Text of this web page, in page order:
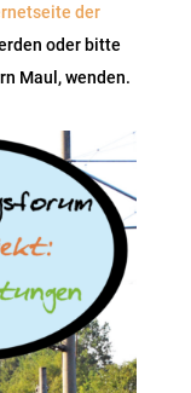
der
oder bitte
Maul, wenden.